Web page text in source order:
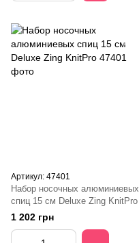
Артикул: 47401
Набор носочных алюминиевых
спиц 15 см Deluxe Zing KnitPro
1 202 грн